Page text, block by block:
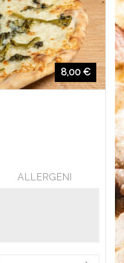
8,00 €
ALLERGENI